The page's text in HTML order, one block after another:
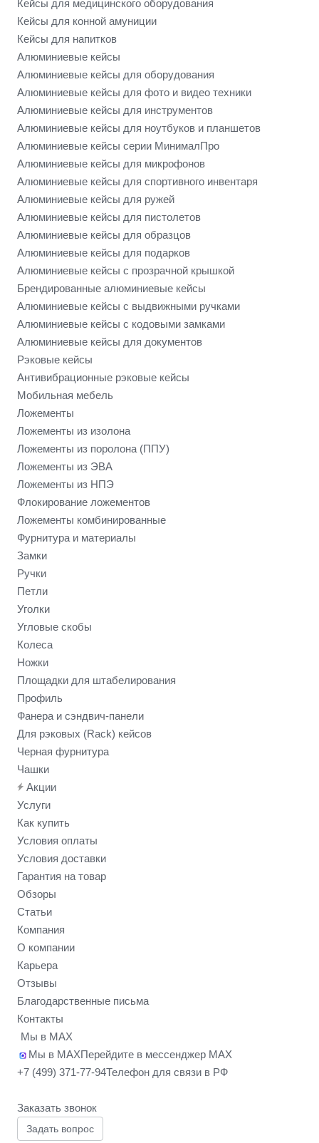
Кейсы для медицинского оборудования
Кейсы для конной амуниции
Кейсы для напитков
Алюминиевые кейсы
Алюминиевые кейсы для оборудования
Алюминиевые кейсы для фото и видео техники
Алюминиевые кейсы для инструментов
Алюминиевые кейсы для ноутбуков и планшетов
Алюминиевые кейсы серии МинималПро
Алюминиевые кейсы для микрофонов
Алюминиевые кейсы для спортивного инвентаря
Алюминиевые кейсы для ружей
Алюминиевые кейсы для пистолетов
Алюминиевые кейсы для образцов
Алюминиевые кейсы для подарков
Алюминиевые кейсы с прозрачной крышкой
Брендированные алюминиевые кейсы
Алюминиевые кейсы с выдвижными ручками
Алюминиевые кейсы с кодовыми замками
Алюминиевые кейсы для документов
Рэковые кейсы
Антивибрационные рэковые кейсы
Мобильная мебель
Ложементы
Ложементы из изолона
Ложементы из поролона (ППУ)
Ложементы из ЭВА
Ложементы из НПЭ
Флокирование ложементов
Ложементы комбинированные
Фурнитура и материалы
Замки
Ручки
Петли
Уголки
Угловые скобы
Колеса
Ножки
Площадки для штабелирования
Профиль
Фанера и сэндвич-панели
Для рэковых (Rack) кейсов
Черная фурнитура
Чашки
Акции
Услуги
Как купить
Условия оплаты
Условия доставки
Гарантия на товар
Обзоры
Статьи
Компания
О компании
Карьера
Отзывы
Благодарственные письма
Контакты
Мы в MAX
Мы в MAXПерейдите в мессенджер MAX
+7 (499) 371-77-94Телефон для связи в РФ
Заказать звонок
Задать вопрос